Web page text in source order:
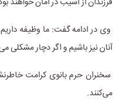
وی در ادامه گفت: ما وظیفه
آنان نیز باشیم و اگر دچار مشکلی
سخنران حرم بانوی کرامت
می‌کنند.